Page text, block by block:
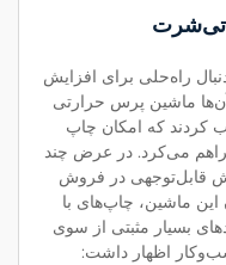
تی‌شرت
راه‌حلی برای افزایش
ماشین پرس حرارتی
کردند که امکان چاپ
می‌کرد. در عرض چند
قابل‌توجهی در فروش
این ماشین، چاپ‌های با
بسیار مثبتی از سوی
اظهار داشت: